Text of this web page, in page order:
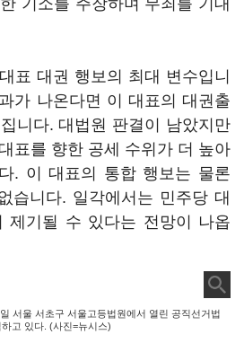
기소를 주장하며 무죄를 기대
표 대권 행보의 최대 변수입니
가 나온다면 이 대표의 대권출
니다. 대법원 판결이 남았지만
표를 향한 공세 수위가 더 높아
. 이 대표의 통합 행보는 물론
습니다. 일각에서는 민주당 대
제기될 수 있다는 전망이 나옵
서울 서초구 서울고등법원에서 열린 공직선거법
고 있다. (사진=뉴시스)